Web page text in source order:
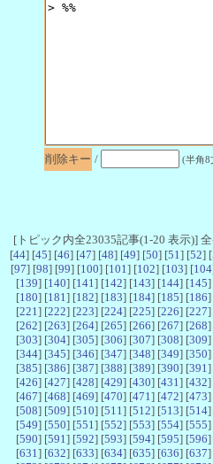
削除キー / (半角8
[トピック内全23035記事(1-20 表示)]
[44] [45] [46] [47] [48] [49] [50] [51 ] [52] [
[97] [98] [99] [100] [101 ] [102] [103] [104
[139] [140] [141 ] [142] [143] [144] [145]
[180] [181 ] [182] [183] [184] [185] [186]
[221 ] [222] [223] [224] [225] [226] [227]
[262] [263] [264] [265] [266] [267] [268]
[303] [304] [305] [306] [307] [308] [309]
[344] [345] [346] [347] [348] [349] [350]
[385] [386] [387] [388] [389] [390] [391 ]
[426] [427] [428] [429] [430] [431 ] [432]
[467] [468] [469] [470] [471 ] [472] [473]
[508] [509] [510] [511 ] [512] [513] [514]
[549] [550] [551 ] [552] [553] [554] [555]
[590] [591 ] [592] [593] [594] [595] [596]
[631 ] [632] [633] [634] [635] [636] [637]